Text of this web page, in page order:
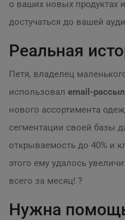
о ваших новых продуктах
достучаться до вашей
Реальная
Петя, владелец
использовал email-
нового ассортимента
сегментации своей базы
открываемость до 40% и
этого ему удалось
всего за месяц! ?
Нужна